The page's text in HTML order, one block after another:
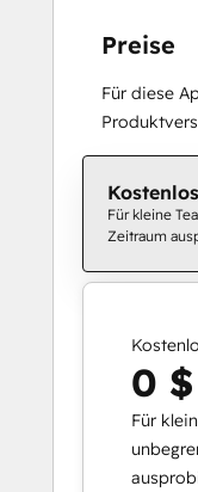
Preise
Für diese
Kostenlos
Für kleine
Zeitraum
0 $
Für